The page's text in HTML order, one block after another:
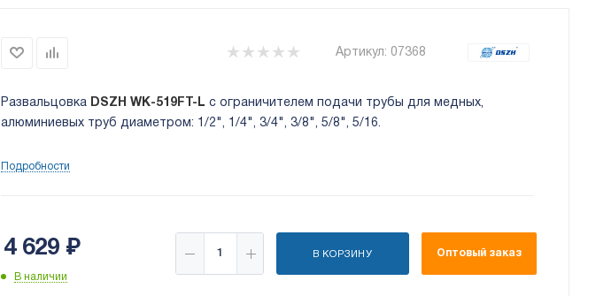
Артикул: 07368
Развальцовка DSZH WK-519FT-L с ограничителем подачи трубы для медных,
алюминиевых труб диаметром: 1/2", 1/4", 3/4", 3/8", 5/8", 5/16.
Подробности
4 629 ₽
В наличии
В КОРЗИНУ Оптовый заказ